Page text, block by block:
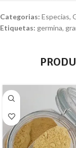
Categorias: Especias,
Etiquetas: germina,